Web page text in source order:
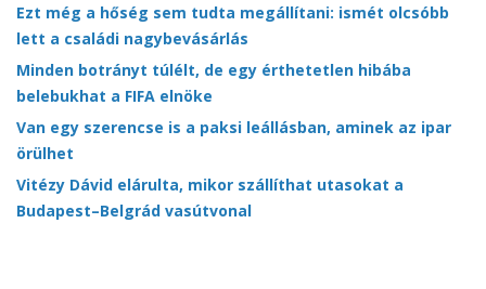
Ezt még a hőség sem tudta megállítani: ismét olcsóbb
lett a családi nagybevásárlás
Minden botrányt túlélt, de egy érthetetlen hibába
belebukhat a FIFA elnöke
Van egy szerencse is a paksi leállásban, aminek az ipar
örülhet
Vitézy Dávid elárulta, mikor szállíthat utasokat a
Budapest–Belgrád vasútvonal